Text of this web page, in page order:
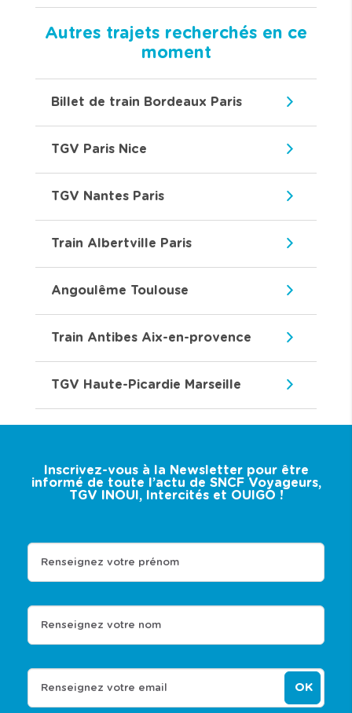
Autres trajets recherchés en ce
moment
Billet de train Bordeaux Paris
TGV Paris Nice
TGV Nantes Paris
Train Albertville Paris
Angoulême Toulouse
Train Antibes Aix-en-provence
TGV Haute-Picardie Marseille
Inscrivez-vous à la Newsletter pour être
informé de toute l’actu de SNCF Voyageurs,
TGV INOUI, Intercités et OUIGO !
Renseignez votre prénom
Renseignez votre nom
Renseignez votre email OK